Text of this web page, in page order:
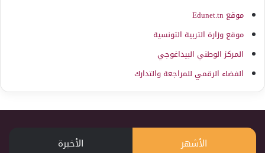
موقع Edunet.tn
موقع وزارة التربية التونسية
المركز الوطني البيداغوجي
الفضاء الرقمي للمراجعة والتدارك
الأشهر الأخيرة